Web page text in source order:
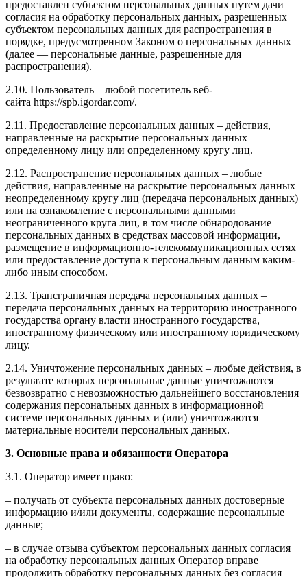
предоставлен субъектом персональных данных путем дачи
согласия на обработку персональных данных, разрешенных
субъектом персональных данных для распространения в
порядке, предусмотренном Законом о персональных данных
(далее — персональные данные, разрешенные для
распространения).
2.10. Пользователь – любой посетитель веб-
сайта https://spb.igordar.com/.
2.11. Предоставление персональных данных – действия,
направленные на раскрытие персональных данных
определенному лицу или определенному кругу лиц.
2.12. Распространение персональных данных – любые
действия, направленные на раскрытие персональных данных
неопределенному кругу лиц (передача персональных данных)
или на ознакомление с персональными данными
неограниченного круга лиц, в том числе обнародование
персональных данных в средствах массовой информации,
размещение в информационно-телекоммуникационных сетях
или предоставление доступа к персональным данным каким-
либо иным способом.
2.13. Трансграничная передача персональных данных –
передача персональных данных на территорию иностранного
государства органу власти иностранного государства,
иностранному физическому или иностранному юридическому
лицу.
2.14. Уничтожение персональных данных – любые действия, в
результате которых персональные данные уничтожаются
безвозвратно с невозможностью дальнейшего восстановления
содержания персональных данных в информационной
системе персональных данных и (или) уничтожаются
материальные носители персональных данных.
3. Основные права и обязанности Оператора
3.1. Оператор имеет право:
– получать от субъекта персональных данных достоверные
информацию и/или документы, содержащие персональные
данные;
– в случае отзыва субъектом персональных данных согласия
на обработку персональных данных Оператор вправе
продолжить обработку персональных данных без согласия